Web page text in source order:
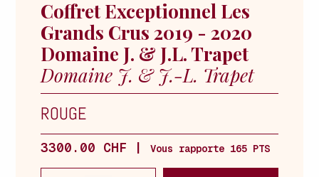
Coffret Exceptionnel Les
Grands Crus 2019 - 2020
Domaine J. & J.L. Trapet
Domaine J. & J.-L. Trapet
ROUGE
3300.00 CHF | Vous rapporte 165 PTS